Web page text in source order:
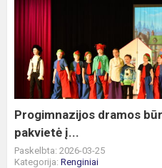
dramos
būrelis
„Žaidžiame
teatrą“
pakvietė
Progimnazijos dramos
pakvietė į...
Paskelbta: 2026-03-25
Kategorija: Renginiai